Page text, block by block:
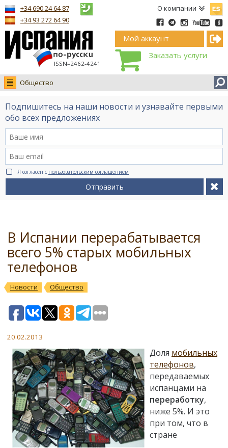
О компании
ISSN–2462-4241
+34 690 24 64 87
+34 93 272 64 90
Мой аккаунт
Заказать услуги
Общество
Новости
Интервью
Видео Ruso.TV
BCN life
Сервис на немецком
Подпишитесь на наши новости и узнавайте первыми
обо всех предложениях
Я согласен с пользовательским соглашением
Отправить
В Испании перерабатывается
всего 5% старых мобильных
телефонов
Новости Общество
20.02.2013
Доля мобильных
телефонов,
передаваемых
испанцами на
переработку,
ниже 5%. И это
при том, что в
стране